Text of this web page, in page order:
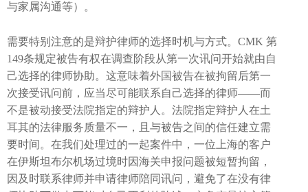
与家属沟通等）。
需要特别注意的是辩护律师的选择时机与方式。CMK 第
149条规定被告有权在调查阶段从第一次讯问开始就由自
己选择的律师协助。这意味着外国被告在被拘留后第一
次接受讯问前，应当尽可能联系自己选择的律师——而
不是被动接受法院指定的辩护人。法院指定辩护人在土
耳其的法律服务质量不一，且与被告之间的信任建立需
要时间。在我们处理过的一起案件中，一位上海的客户
在伊斯坦布尔机场过境时因海关申报问题被短暂拘留，
因及时联系律师并申请律师陪同讯问，避免了在没有律